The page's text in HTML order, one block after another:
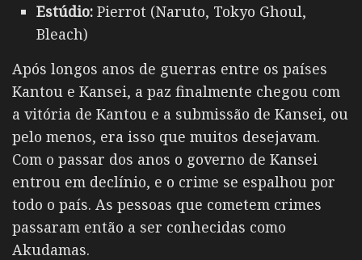
Estúdio: Pierrot (Naruto, Tokyo Ghoul,
Bleach)
Após longos anos de guerras entre os países
Kantou e Kansei, a paz finalmente chegou com
a vitória de Kantou e a submissão de Kansei, ou
pelo menos, era isso que muitos desejavam.
Com o passar dos anos o governo de Kansei
entrou em declínio, e o crime se espalhou por
todo o país. As pessoas que cometem crimes
passaram então a ser conhecidas como
Akudamas.